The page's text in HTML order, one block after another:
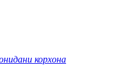
корхона